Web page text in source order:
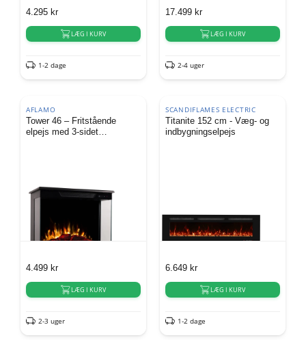
4.295 kr
LÆG I KURV
1-2 dage
17.499 kr
LÆG I KURV
2-4 uger
AFLAMO
Tower 46 – Fritstående
elpejs med 3-sidet
4.499 kr
LÆG I KURV
2-3 uger
SCANDIFLAMES ELECTRIC
Titanite 152 cm - Væg- og
indbygningselpejs
6.649 kr
LÆG I KURV
1-2 dage